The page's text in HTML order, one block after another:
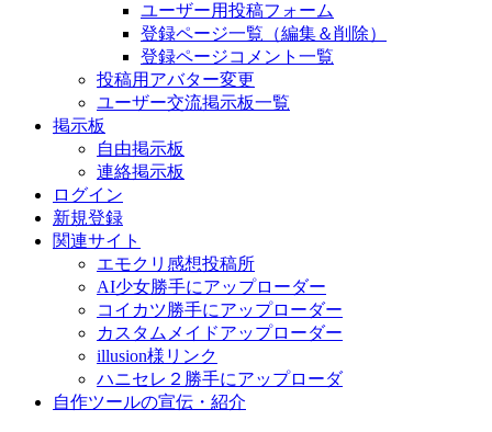
ユーザー用投稿フォーム
登録ページ一覧（編集＆削除）
登録ページコメント一覧
投稿用アバター変更
ユーザー交流掲示板一覧
掲示板
自由掲示板
連絡掲示板
ログイン
新規登録
関連サイト
エモクリ感想投稿所
AI少女勝手にアップローダー
コイカツ勝手にアップローダー
カスタムメイドアップローダー
illusion様リンク
ハニセレ２勝手にアップローダ
自作ツールの宣伝・紹介